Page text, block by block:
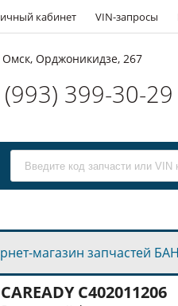
кабинет VIN-запросы
Омск, Орджоникидзе, 267
399-30-29
магазин запчастей
CAREADYC402011206